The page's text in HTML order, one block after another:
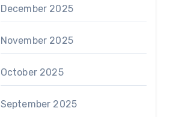
December 2025
November 2025
October 2025
September 2025